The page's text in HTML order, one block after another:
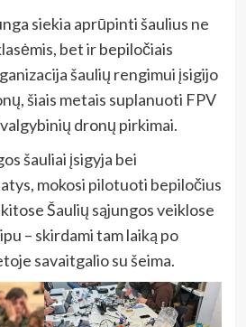
siekia aprūpinti šaulius ne
bet ir bepiločiais
šaulių rengimui įsigijo
šiais metais suplanuoti FPV
dronų pirkimai.
šauliai įsigyja bei
mokosi pilotuoti bepiločius
Šaulių sąjungos veiklose
– skirdami tam laiką po
savaitgalio su šeima.